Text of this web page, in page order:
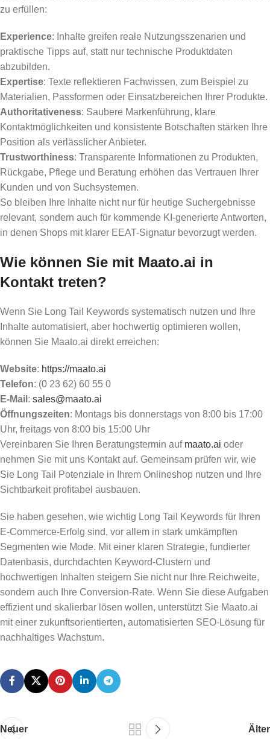
zu erfüllen:
Experience: Inhalte greifen reale Nutzungsszenarien und
praktische Tipps auf, statt nur technische Produktdaten
abzubilden.
Expertise: Texte reflektieren Fachwissen, zum Beispiel zu
Materialien, Passformen oder Einsatzbereichen Ihrer Produkte.
Authoritativeness: Saubere Markenführung, klare
Kontaktmöglichkeiten und konsistente Botschaften stärken Ihre
Position als verlässlicher Anbieter.
Trustworthiness: Transparente Informationen zu Produkten,
Rückgabe, Pflege und Beratung erhöhen das Vertrauen Ihrer
Kunden und von Suchsystemen.
So bleiben Ihre Inhalte nicht nur für heutige Suchergebnisse
relevant, sondern auch für kommende KI-generierte Antworten,
in denen Shops mit klarer EEAT-Signatur bevorzugt werden.
Wie können Sie mit Maato.ai in
Kontakt treten?
Wenn Sie Long Tail Keywords systematisch nutzen und Ihre
Inhalte automatisiert, aber hochwertig optimieren wollen,
können Sie Maato.ai direkt erreichen:
Website: https://maato.ai
Telefon: (0 23 62) 60 55 0
E-Mail : sales@maato.ai
Öffnungszeiten: Montags bis donnerstags von 8:00 bis 17:00
Uhr, freitags von 8:00 bis 15:00 Uhr
Vereinbaren Sie Ihren Beratungstermin auf maato.ai oder
nehmen Sie mit uns Kontakt auf. Gemeinsam prüfen wir, wie
Sie Long Tail Potenziale in Ihrem Onlineshop nutzen und Ihre
Sichtbarkeit profitabel ausbauen.
Sie haben gesehen, wie wichtig Long Tail Keywords für Ihren
E-Commerce-Erfolg sind, vor allem in stark umkämpften
Segmenten wie Mode. Mit einer klaren Strategie, fundierter
Datenbasis, durchdachten Keyword-Clustern und
hochwertigen Inhalten steigern Sie nicht nur Ihre Reichweite,
sondern auch Ihre Conversion-Rate. Wenn Sie diese Aufgaben
effizient und skalierbar lösen wollen, unterstützt Sie Maato.ai
mit einer zukunftsorientierten, automatisierten SEO-Lösung für
nachhaltiges Wachstum.
Neuer Älter